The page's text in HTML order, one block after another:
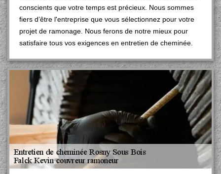
conscients que votre temps est précieux. Nous sommes
fiers d’être l'entreprise que vous sélectionnez pour votre
projet de ramonage. Nous ferons de notre mieux pour
satisfaire tous vos exigences en entretien de cheminée.